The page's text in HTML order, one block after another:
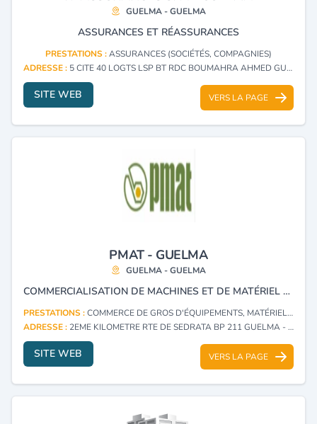
GUELMA - GUELMA
ASSURANCES ET RÉASSURANCES
PRESTATIONS :ASSURANCES (SOCIÉTÉS, COMPAGNIES)
ADRESSE : 5 CITE 40 LOGTS LSP BT RDC BOUMAHRA AHMED GUELMA - GUELMA
SITE WEB VERS LA PAGE
PMAT - GUELMA
GUELMA - GUELMA
COMMERCIALISATION DE MACHINES ET DE MATÉRIEL AGRICOLE, EN PARTENARIAT AVEC ALGERIAN TRACTORS COMPANY, CMA SAMPO, GALUCHO ETRAG ET MASSEY FERGUSON.
PRESTATIONS :COMMERCE DE GROS D'ÉQUIPEMENTS, MATÉRIEL ET MACHINES AGRICOLES
ADRESSE : 2EME KILOMETRE RTE DE SEDRATA BP 211 GUELMA - GUELMA
SITE WEB VERS LA PAGE